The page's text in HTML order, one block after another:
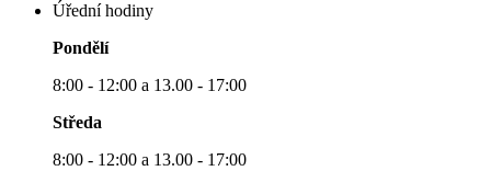
Úřední hodiny
Pondělí
8:00 - 12:00 a 13.00 - 17:00
Středa
8:00 - 12:00 a 13.00 - 17:00